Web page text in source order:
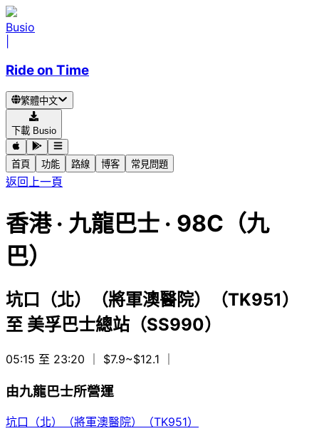
Busio
Ride on Time
繁體中文
下載 Busio
首頁 功能 路線 博客 常見問題
返回上一頁
香港· 九龍巴士 · 98C（九
巴）
坑口（北）（將軍澳醫院）（TK951）
至 美孚巴士總站（SS990）
05:15 至 23:20 ｜ $7.9~$12.1
由九龍巴士所營運
坑口（北）（將軍澳醫院）（TK951）